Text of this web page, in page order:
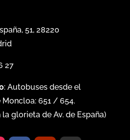
51, 28220
27
: Autobuses desde el
Moncloa: 651/ 654.
glorieta de Av. de España)